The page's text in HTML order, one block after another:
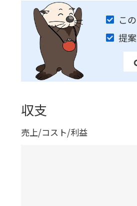
こ
提
収支
売上/コスト/利益